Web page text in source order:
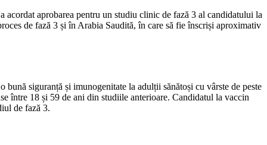
aprobarea pentru un studiu clinic de fază 3 al candidatului la
de fază 3 și în Arabia Saudită, în care să fie înscriși aproximativ
siguranță și imunogenitate la adulții sănătoși cu vârste de peste
între 18 și 59 de ani din studiile anterioare. Candidatul la vaccin
de fază 3.